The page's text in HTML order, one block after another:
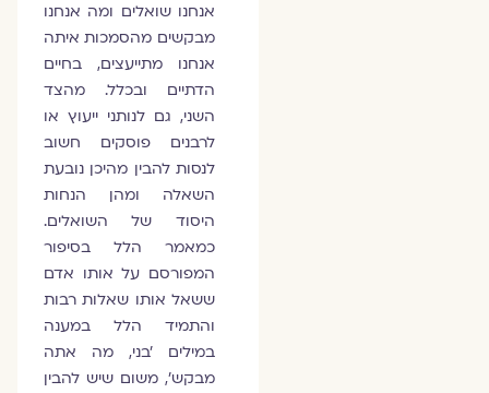
אנחנו שואלים ומה אנחנו
מבקשים מהסמכות איתה
אנחנו מתייעצים, בחיים
הדתיים ובכלל. מהצד
השני, גם לנותני ייעוץ או
לרבנים פוסקים חשוב
לנסות להבין מהיכן נובעת
השאלה ומהן הנחות
היסוד של השואלים.
כמאמר הלל בסיפור
המפורסם על אותו אדם
ששאל אותו שאלות רבות
והתמיד הלל במענה
במילים ׳בני, מה אתה
מבקש׳, משום שיש להבין